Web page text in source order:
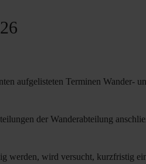
aufgelisteten Terminen Wander-
der Wanderabteilung
werden, wird versucht, kurzfristig